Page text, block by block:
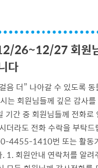
26~12/27 회원
다
음 더” 나아갈 수 있도록
는 회원님들께 깊은 감사
간 중 회원님들께 전화로
더라도 전화 수락을 부탁드
4455-1410번 또는 활동
1. 회원안내 연락처를 알려